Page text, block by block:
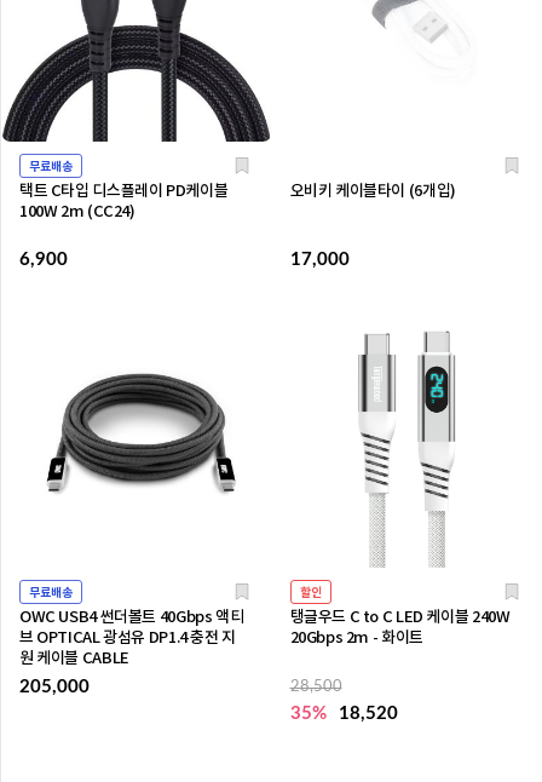
무료배송
택트 C타입 디스플레이 PD케이블
100W 2m (CC24)
6,900
오비키 케이블타이 (6개입)
17,000
무료배송
OWC USB4 썬더볼트 40Gbps 액티
브 OPTICAL 광섬유 DP1.4 충전 지
원 케이블 CABLE
205,000
할인
탱글우드 C to C LED 케이블 240W
20Gbps 2m - 화이트
28,500
35% 18,520